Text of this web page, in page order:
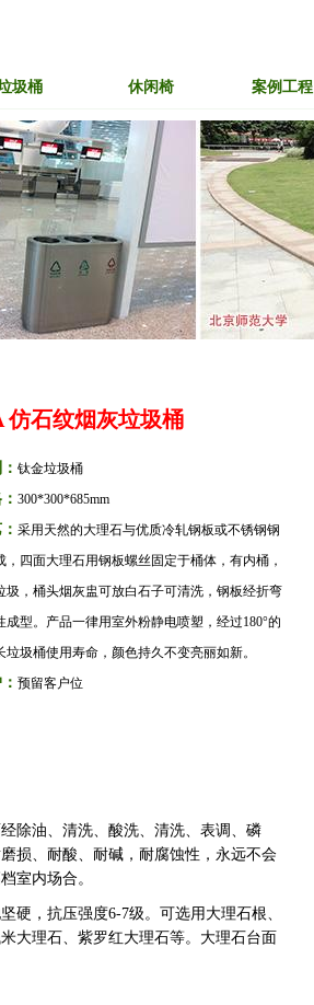
圾桶 休闲椅 案例工程
仿石纹烟灰垃圾桶
钛金垃圾桶
300*300*685mm
采用天然的大理石与优质冷轧钢板或不锈钢钢
，四面大理石用钢板螺丝固定于桶体，有内桶，
圾，桶头烟灰盅可放白石子可清洗，钢板经折弯
成型。产品一律用室外粉静电喷塑，经过180°的
垃圾桶使用寿命，颜色持久不变亮丽如新。
预留客户位
除油、清洗、酸洗、清洗、表调、磷
损、耐酸、耐碱，耐腐蚀性，永远不会
室内场合。
硬，抗压强度6-7级。可选用大理石根、
大理石、紫罗红大理石等。大理石台面